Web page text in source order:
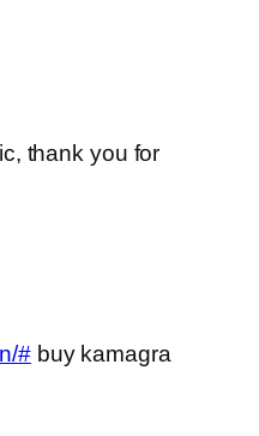
thank you for
#buy kamagra